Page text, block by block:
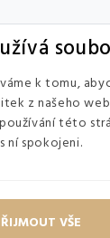
k tomu,
z našeho
této
ní spokojeni.
VŠE